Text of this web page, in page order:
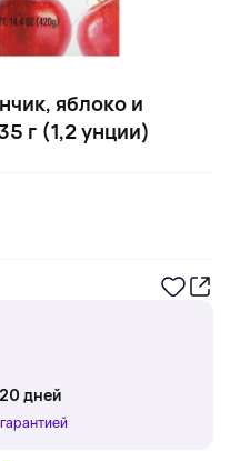
яблоко и
г (1,2 унции)
дней